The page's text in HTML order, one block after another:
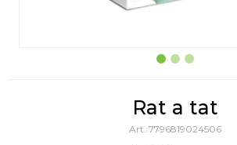
Rat a tat
7796819024506